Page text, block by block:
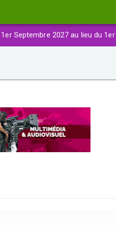
Septembre 2027 au lieu du